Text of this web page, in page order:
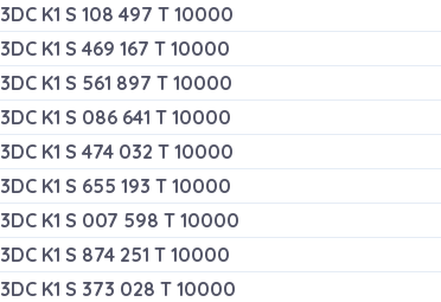
3DC K1 S 108 497 T 10000
3DC K1 S 469 167 T 10000
3DC K1 S 561 897 T 10000
3DC K1 S 086 641 T 10000
3DC K1 S 474 032 T 10000
3DC K1 S 655 193 T 10000
3DC K1 S 007 598 T 10000
3DC K1 S 874 251 T 10000
3DC K1 S 373 028 T 10000